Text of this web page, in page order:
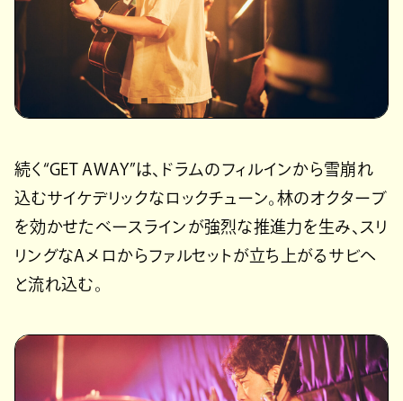
続く“GET AWAY”は、ドラムのフィルインから雪崩れ
込むサイケデリックなロックチューン。林のオクターブ
を効かせたベースラインが強烈な推進力を生み、スリ
リングなAメロからファルセットが立ち上がるサビへ
と流れ込む。